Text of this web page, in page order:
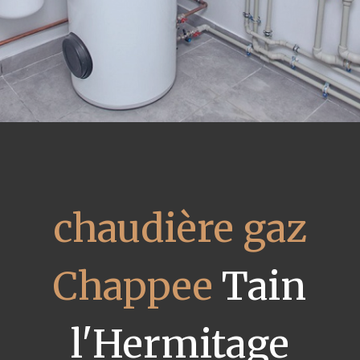
chaudière gaz
Chappee Tain
l'Hermitage